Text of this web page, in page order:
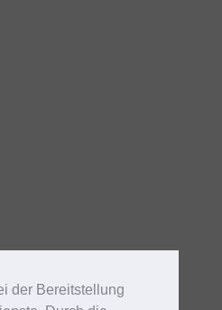
der Bereitstellung